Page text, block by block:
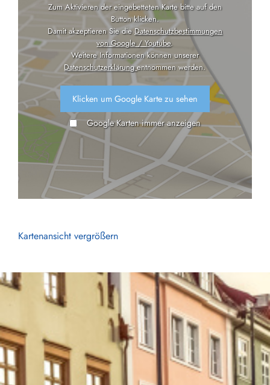
Zum Aktivieren der eingebetteten Karte bitte auf den
Button klicken.
Damit akzeptieren Sie dieDatenschutzbestimmungen
von Google / Youtube.
Weitere Informationen können unserer
Datenschutzerklärungentnommen werden.
Klicken um Google Karte zu sehen
Google Karten immer anzeigen
Kartenansicht vergrößern